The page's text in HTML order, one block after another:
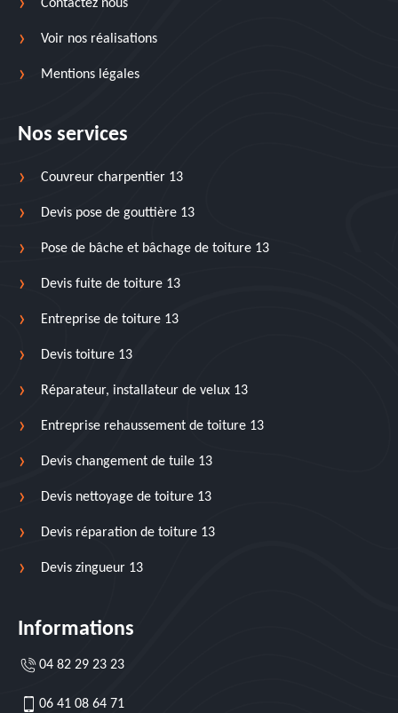
Contactez nous
Voir nos réalisations
Mentions légales
Nos services
Couvreur charpentier 13
Devis pose de gouttière 13
Pose de bâche et bâchage de toiture 13
Devis fuite de toiture 13
Entreprise de toiture 13
Devis toiture 13
Réparateur, installateur de velux 13
Entreprise rehaussement de toiture 13
Devis changement de tuile 13
Devis nettoyage de toiture 13
Devis réparation de toiture 13
Devis zingueur 13
Informations
04 82 29 23 23
06 41 08 64 71